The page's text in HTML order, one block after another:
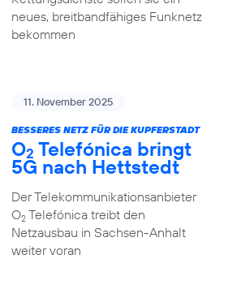
neues, breitbandfähiges Funknetz
bekommen
11. November 2025
BESSERES NETZ FÜR DIE KUPFERSTADT
O2 Telefónica bringt
5G nach Hettstedt
Der Telekommunikationsanbieter
O2Telefónica treibt den
Netzausbau in Sachsen-Anhalt
weiter voran